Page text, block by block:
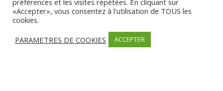
préférences et les visites répétées. En cliquant sur
«Accepter», vous consentez à l'utilisation de TOUS les
cookies.
PARAMETRES DE COOKIES
ACCEPTER